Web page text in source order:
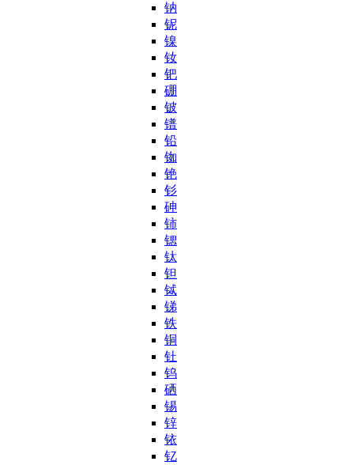
钠
铌
镍
钕
钯
硼
铍
镨
铅
铷
铯
钐
砷
铈
锶
钛
钽
铽
锑
铁
铜
钍
钨
硒
锡
锌
铱
钇